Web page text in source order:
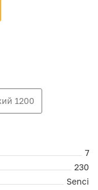
1200
7
230
Senci